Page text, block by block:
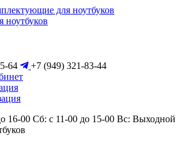
64
+7 (949) 321-83-44
16-00 Сб: с 11-00 до 15-00 Вс: Выходной